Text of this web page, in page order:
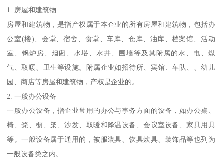
1. 房屋和建筑物
房屋和建筑物，是指产权属于本企业的所有房屋和建筑物，包括办
公室(楼)、会堂、宿舍、食堂、车库、仓库、油库、档案馆、活动
室、锅炉房、烟囱、水塔、水井、围墙等及其附属的水、电、煤
气、取暖、卫生等设施。附属企业如招待所、宾馆、车队、、幼儿
园、商店等房屋和建筑物，产权是企业的。
2. 一般办公设备
一般办公设备，指企业常用的办公与事务方面的设备，如办公桌、
椅、凳、橱、架、沙发、取暖和降温设备、会议室设备、家具用具
等。一般设备属于通用的，被服装具、饮具炊具、装饰品等也列为
一般设备类之内。